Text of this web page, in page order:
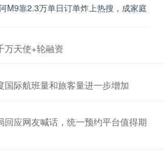
M9靠2.3万单日订单炸上热搜，成家庭
万天使+轮融资
国际航班量和旅客量进一步增加
回应网友喊话，统一预约平台值得期